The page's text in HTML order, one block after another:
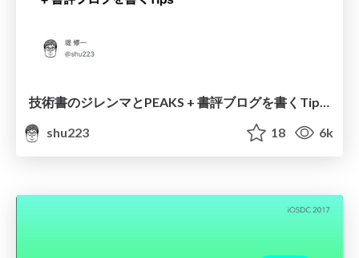
技術書のジレンマとPEAKS + 書評ブログを書くTips #iOS11book
shu223
18 6k